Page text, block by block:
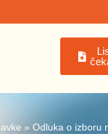
» Odluka o izboru